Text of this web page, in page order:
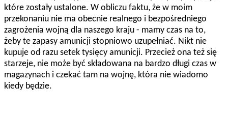
które zostały ustalone. W obliczu faktu, że w moim
przekonaniu nie ma obecnie realnego i bezpośredniego
zagrożenia wojną dla naszego kraju - mamy czas na to,
żeby te zapasy amunicji stopniowo uzupełniać. Nikt nie
kupuje od razu setek tysięcy amunicji. Przecież ona też się
starzeje, nie może być składowana na bardzo długi czas w
magazynach i czekać tam na wojnę, która nie wiadomo
kiedy będzie.